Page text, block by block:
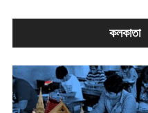
কলকাতা